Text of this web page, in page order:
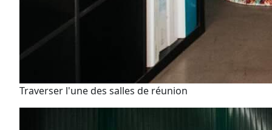
Traverser l'une des salles de réunion